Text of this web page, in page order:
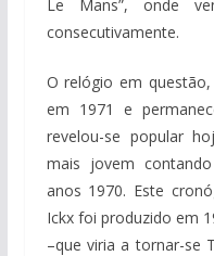
Le Mans”, onde
consecutivamente.
O relógio em
em 1971 e
revelou-se popular
mais jovem
anos 1970. Este
Ickx foi produzido em
–que viria a tornar-se